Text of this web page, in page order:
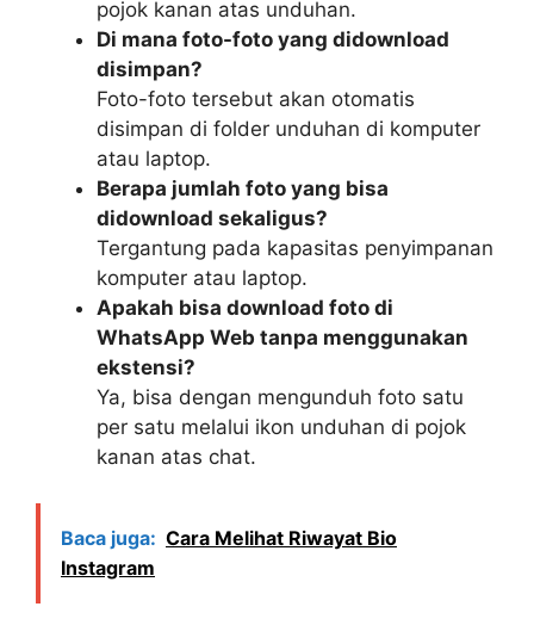
pojok kanan atas unduhan.
Di mana foto-foto yang didownload
disimpan?
Foto-foto tersebut akan otomatis
disimpan di folder unduhan di komputer
atau laptop.
Berapa jumlah foto yang bisa
didownload sekaligus?
Tergantung pada kapasitas penyimpanan
komputer atau laptop.
Apakah bisa download foto di
WhatsApp Web tanpa menggunakan
ekstensi?
Ya, bisa dengan mengunduh foto satu
per satu melalui ikon unduhan di pojok
kanan atas chat.
Baca juga: Cara Melihat Riwayat Bio
Instagram